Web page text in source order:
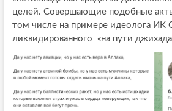
целей. Совершающие подобные
том числе на примере идеолога ИК
ликвидированного «на пути